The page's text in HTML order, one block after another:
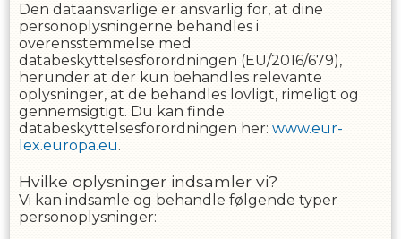
Den dataansvarlige er ansvarlig for, at dine
personoplysningerne behandles i
overensstemmelse med
databeskyttelsesforordningen (EU/2016/679),
herunder at der kun behandles relevante
oplysninger, at de behandles lovligt, rimeligt og
gennemsigtigt. Du kan finde
databeskyttelsesforordningen her: www.eur-
lex.europa.eu.
Hvilke oplysninger indsamler vi?
Vi kan indsamle og behandle følgende typer
personoplysninger: